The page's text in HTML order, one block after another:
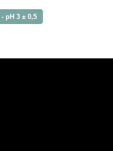
pH 3 ± 0,5